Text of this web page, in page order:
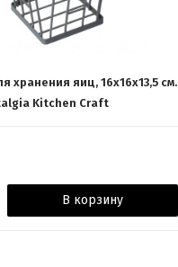
хранения яиц, 16x16x13,5 см.
Kitchen Craft
В корзину